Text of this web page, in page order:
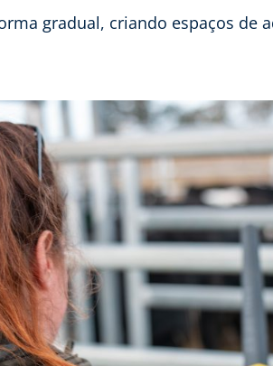
gradual, criando espaços de